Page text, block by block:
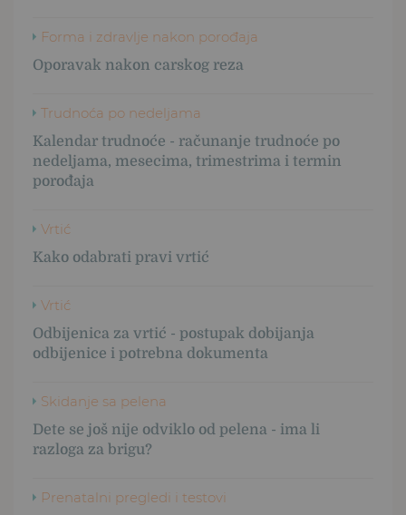
Forma i zdravlje nakon porođaja
Oporavak nakon carskog reza
Trudnoća po nedeljama
Kalendar trudnoće - računanje trudnoće po
nedeljama, mesecima, trimestrima i termin
porođaja
Vrtić
Kako odabrati pravi vrtić
Vrtić
Odbijenica za vrtić - postupak dobijanja
odbijenice i potrebna dokumenta
Skidanje sa pelena
Dete se još nije odviklo od pelena - ima li
razloga za brigu?
Prenatalni pregledi i testovi